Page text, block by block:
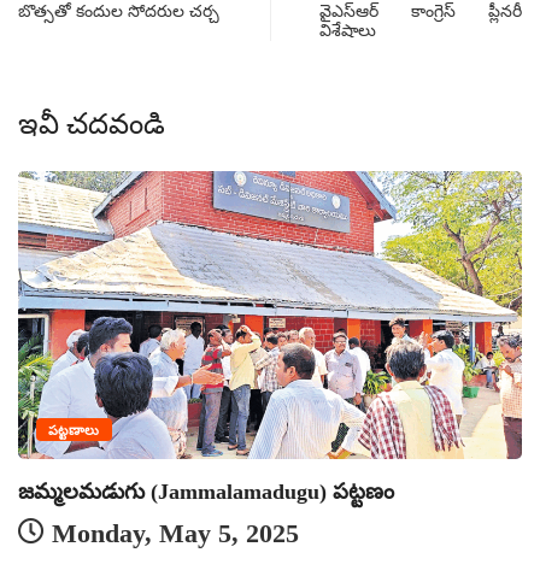
బొత్సతో కందుల సోదరుల చర్చ
వైఎస్ఆర్ కాంగ్రెస్­ ప్లీనరీ
విశేషాలు
ఇవీ చదవండి
పట్టణాలు
జమ్మలమడుగు (Jammalamadugu) పట్టణం
Monday, May 5, 2025